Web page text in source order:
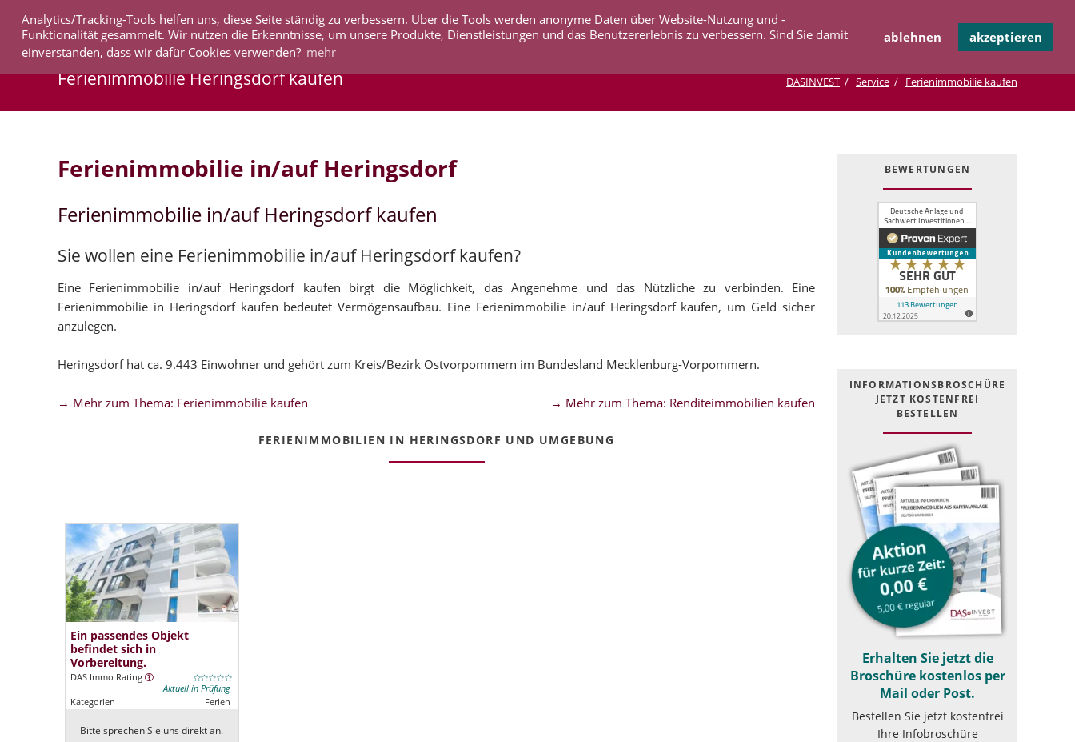
Analytics/Tracking-Tools helfen uns, diese Seite ständig zu verbessern. Über die Tools werden anonyme Daten über Website-Nutzung und -
Funktionalität gesammelt. Wir nutzen die Erkenntnisse, um unsere Produkte, Dienstleistungen und das Benutzererlebnis zu verbessern. Sind Sie damit
einverstanden, dass wir dafür Cookies verwenden? mehr
ablehnen akzeptieren
überspringen
IMMOBILIEN AKTUELLES UNTERNEHMEN SERVICE KOOPERATION KONTAKT
Ferienimmobilie Heringsdorf kaufen DASINVEST Service Ferienimmobilie kaufen
Ferienimmobilie in/auf Heringsdorf
Ferienimmobilie in/auf Heringsdorf kaufen
Sie wollen eine Ferienimmobilie in/auf Heringsdorf kaufen?
Eine Ferienimmobilie in/auf Heringsdorf kaufen birgt die Möglichkeit, das Angenehme und das Nützliche zu verbinden. Eine
Ferienimmobilie in Heringsdorf kaufen bedeutet Vermögensaufbau. Eine Ferienimmobilie in/auf Heringsdorf kaufen, um Geld sicher
anzulegen.
Heringsdorf hat ca. 9.443 Einwohner und gehört zum Kreis/Bezirk Ostvorpommern im Bundesland Mecklenburg-Vorpommern.
→ Mehr zum Thema: Ferienimmobilie kaufen → Mehr zum Thema: Renditeimmobilien kaufen
FERIENIMMOBILIEN IN HERINGSDORF UND UMGEBUNG
Ein passendes Objekt
befindet sich in
Vorbereitung.
DAS Immo Rating
Aktuell in Prüfung
Kategorien
Ferien
Bitte sprechen Sie uns direkt an.
BEWERTUNGEN
INFOR­MATIONS­BROSCHÜRE
JETZT KOSTEN­FREI
BESTELLEN
Erhalten Sie jetzt die
Broschüre kostenlos per
Mail oder Post.
Bestellen Sie jetzt kostenfrei
Ihre Infobroschüre